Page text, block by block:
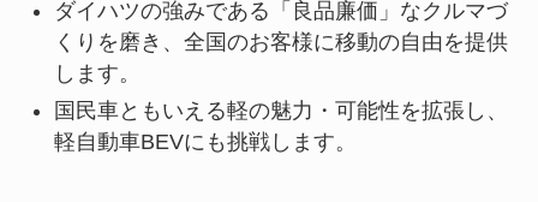
ダイハツの強みである「良品廉価」なクルマづ
くりを磨き、全国のお客様に移動の自由を提供
します。
国民車ともいえる軽の魅力・可能性を拡張し、
軽自動車BEVにも挑戦します。